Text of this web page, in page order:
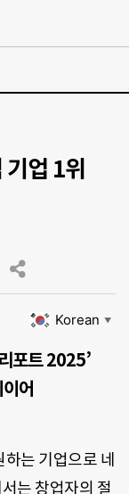
업 1위
Korean ▼
포트 2025’
어
는 기업으로 네
는 창업자의 절